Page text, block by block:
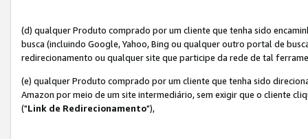
(d) qualquer Produto comprado por um cliente que tenha sido
busca (incluindo Google, Yahoo, Bing ou qualquer outro portal de
redirecionamento ou qualquer site que participe da rede de tal
(e) qualquer Produto comprado por um cliente que tenha sido
Amazon por meio de um site intermediário, sem exigir que o cliente
("Link de Redirecionamento"),